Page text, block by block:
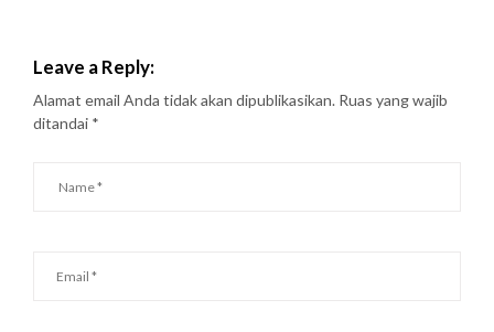
Leave a Reply:
Alamat email Anda tidak akan dipublikasikan. Ruas yang wajib
ditandai *